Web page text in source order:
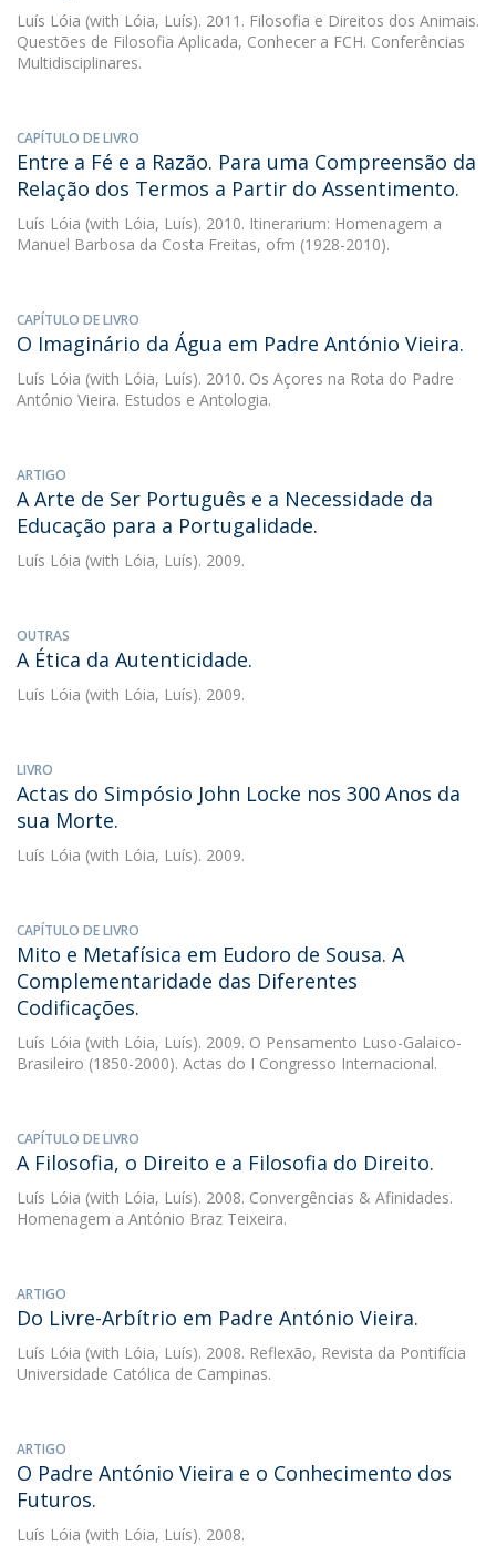
Luís Lóia (with Lóia, Luís). 2011. Filosofia e Direitos dos Animais.
Questões de Filosofia Aplicada, Conhecer a FCH. Conferências
Multidisciplinares.
CAPÍTULO DE LIVRO
Entre a Fé e a Razão. Para uma Compreensão da
Relação dos Termos a Partir do Assentimento.
Luís Lóia (with Lóia, Luís). 2010. Itinerarium: Homenagem a
Manuel Barbosa da Costa Freitas, ofm (1928-2010).
CAPÍTULO DE LIVRO
O Imaginário da Água em Padre António Vieira.
Luís Lóia (with Lóia, Luís). 2010. Os Açores na Rota do Padre
António Vieira. Estudos e Antologia.
ARTIGO
A Arte de Ser Português e a Necessidade da
Educação para a Portugalidade.
Luís Lóia (with Lóia, Luís). 2009.
OUTRAS
A Ética da Autenticidade.
Luís Lóia (with Lóia, Luís). 2009.
LIVRO
Actas do Simpósio John Locke nos 300 Anos da
sua Morte.
Luís Lóia (with Lóia, Luís). 2009.
CAPÍTULO DE LIVRO
Mito e Metafísica em Eudoro de Sousa. A
Complementaridade das Diferentes
Codificações.
Luís Lóia (with Lóia, Luís). 2009. O Pensamento Luso-Galaico-
Brasileiro (1850-2000). Actas do I Congresso Internacional.
CAPÍTULO DE LIVRO
A Filosofia, o Direito e a Filosofia do Direito.
Luís Lóia (with Lóia, Luís). 2008. Convergências & Afinidades.
Homenagem a António Braz Teixeira.
ARTIGO
Do Livre-Arbítrio em Padre António Vieira.
Luís Lóia (with Lóia, Luís). 2008. Reflexão, Revista da Pontifícia
Universidade Católica de Campinas.
ARTIGO
O Padre António Vieira e o Conhecimento dos
Futuros.
Luís Lóia (with Lóia, Luís). 2008.